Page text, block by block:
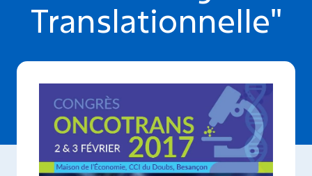
Translationnelle"